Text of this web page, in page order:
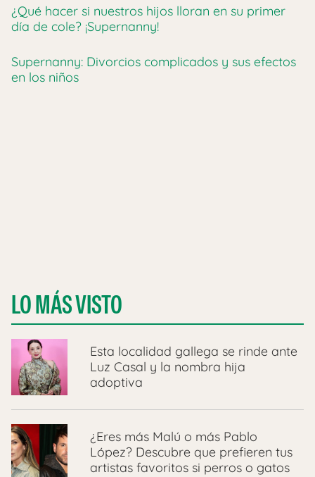
¿Qué hacer si nuestros hijos lloran en su primer
día de cole? ¡Supernanny!
Supernanny: Divorcios complicados y sus efectos
en los niños
LO MÁS VISTO
Esta localidad gallega se rinde ante
Luz Casal y la nombra hija
adoptiva
¿Eres más Malú o más Pablo
López? Descubre que prefieren tus
artistas favoritos si perros o gatos